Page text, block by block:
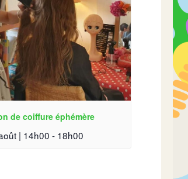
de coiffure éphémère
| 14h00 - 18h00